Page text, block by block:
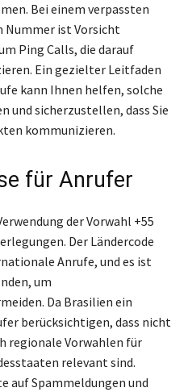
Bei einem verpassten
Nummer ist Vorsicht
Ping Calls, die darauf
Ein gezielter Leitfaden
kann Ihnen helfen, solche
und sicherzustellen, dass Sie
kommunizieren.
für Anrufer
der Vorwahl +55
Der Ländercode
Anrufe, und es ist
um
Da Brasilien ein
berücksichtigen, dass nicht
regionale Vorwahlen für
relevant sind.
auf Spammeldungen und